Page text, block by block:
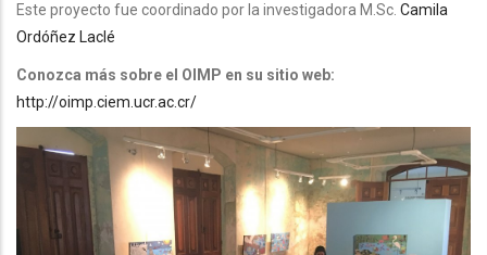
Este proyecto fue coordinado por la investigadora M.Sc. Camila
Ordóñez Laclé
Conozca más sobre el OIMP en su sitio web:
http://oimp.ciem.ucr.ac.cr/